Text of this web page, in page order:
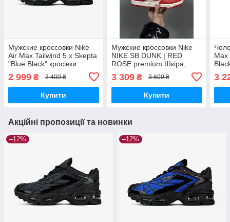
Мужские кроссовки Nike
Air Max Tailwind 5 x Skepta
"Blue Black" кросівки
2 999 ₴ 3 400 ₴
Купити
Мужские кроссовки Nike
NIKE SB DUNK | RED
ROSE premium Шкіра,
Nike
3 309₴ 3 600 ₴
Купити
Max
3
Акційні пропозиції та новинки
–12% –12%